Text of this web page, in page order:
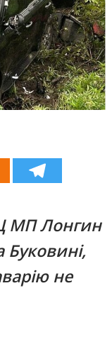
МП Лонгин
не